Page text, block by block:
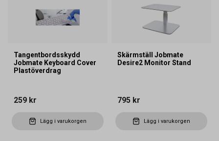
Tangentbordsskydd
Jobmate Keyboard Cover
Plastöverdrag
259 kr
Lägg i varukorgen
Skärmställ Jobmate
Desire2 Monitor Stand
795 kr
Lägg i varukorgen